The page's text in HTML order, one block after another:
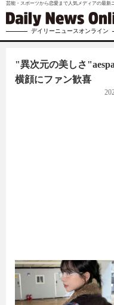
芸能・スポーツから恋愛まで人気メディアの最新
デイリーニュースオンライン
"異次元の美しさ
横顔にファン歓喜